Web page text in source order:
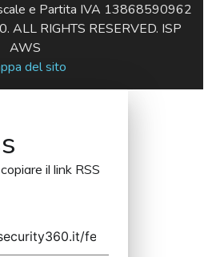
e Partita IVA 13868590962
RIGHTS RESERVED. ISP
AWS
del sito
il link RSS